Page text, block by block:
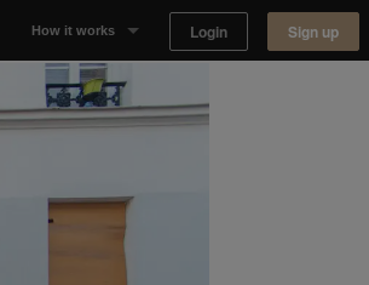
How it works
Why Appear Here
Finding space
Login Sign up